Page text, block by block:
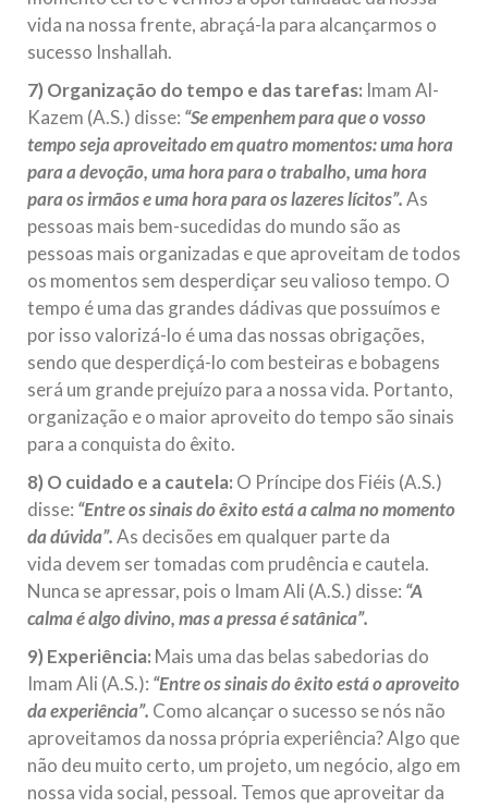
vida na nossa frente, abraçá-la para alcançarmos o
sucesso Inshallah.
7) Organização do tempo e das tarefas: Imam Al-
Kazem (A.S.) disse: “Se empenhem para que o vosso
tempo seja aproveitado em quatro momentos: uma hora
para a devoção, uma hora para o trabalho, uma hora
para os irmãos e uma hora para os lazeres lícitos”.As
pessoas mais bem-sucedidas do mundo são as
pessoas mais organizadas e que aproveitam de todos
os momentos sem desperdiçar seu valioso tempo. O
tempo é uma das grandes dádivas que possuímos e
por isso valorizá-lo é uma das nossas obrigações,
sendo que desperdiçá-lo com besteiras e bobagens
será um grande prejuízo para a nossa vida. Portanto,
organização e o maior aproveito do tempo são sinais
para a conquista do êxito.
8) O cuidado e a cautela: O Príncipe dos Fiéis (A.S.)
disse: “Entre os sinais do êxito está a calma no momento
da dúvida”.As decisões em qualquer parte da
vida devem ser tomadas com prudência e cautela.
Nunca se apressar, pois o Imam Ali (A.S.) disse: “A
calma é algo divino, mas a pressa é satânica”.
9) Experiência: Mais uma das belas sabedorias do
Imam Ali (A.S.): “Entre os sinais do êxito está o aproveito
da experiência”. Como alcançar o sucesso se nós não
aproveitamos da nossa própria experiência? Algo que
não deu muito certo, um projeto, um negócio, algo em
nossa vida social, pessoal. Temos que aproveitar da